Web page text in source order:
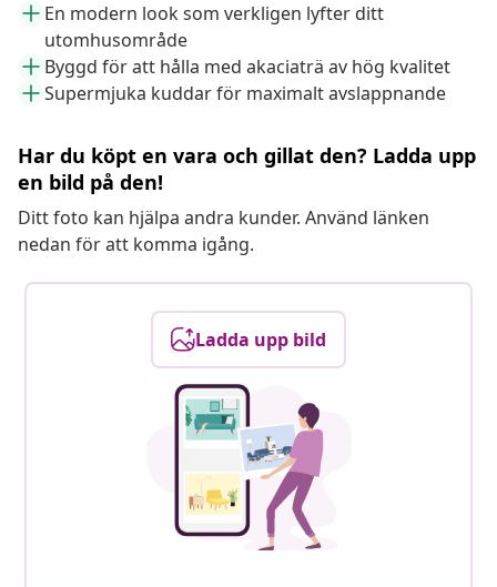
En modern look som verkligen lyfter ditt
utomhusområde
Byggd för att hålla med akaciaträ av hög kvalitet
Supermjuka kuddar för maximalt avslappnande
Har du köpt en vara och gillat den? Ladda upp
en bild på den!
Ditt foto kan hjälpa andra kunder. Använd länken
nedan för att komma igång.
Ladda upp bild